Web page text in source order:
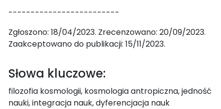
-------------------------
Zgłoszono: 18/04/2023. Zrecenzowano: 20/09/2023.
Zaakceptowano do publikacji: 15/11/2023.
Słowa kluczowe:
filozofia kosmologii, kosmologia antropiczna, jedność
nauki, integracja nauk, dyferencjacja nauk